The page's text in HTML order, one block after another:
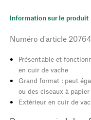
Information sur le produit
Numéro d'article
Présentable et
en cuir de vache
Grand format : peut
ou des ciseaux à papier
Extérieur en cuir de